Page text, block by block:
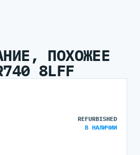
ПОХОЖЕЕ
8LFF
REFURBISHED
В НАЛИЧИИ